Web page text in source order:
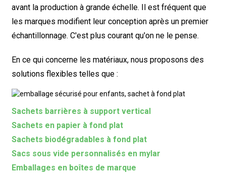
avant la production à grande échelle. Il est fréquent que
les marques modifient leur conception après un premier
échantillonnage. C'est plus courant qu'on ne le pense.
En ce qui concerne les matériaux, nous proposons des
solutions flexibles telles que :
Sachets barrières à support vertical
Sachets en papier à fond plat
Sachets biodégradables à fond plat
Sacs sous vide personnalisés en mylar
Emballages en boîtes de marque